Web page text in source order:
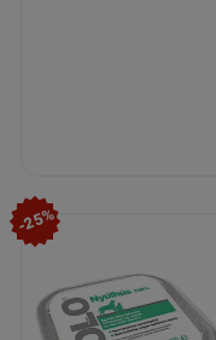
-25%